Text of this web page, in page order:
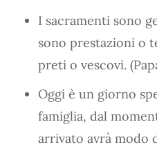
I sacramenti sono
sono prestazioni o
preti o vescovi.
Oggi è un giorno
famiglia, dal
arrivato avrà modo